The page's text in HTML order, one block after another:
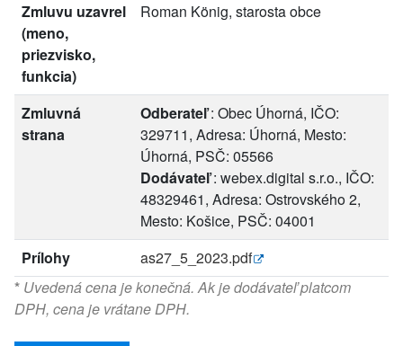
Zmluvu uzavrel
(meno,
priezvisko,
funkcia)
Roman König, starosta obce
Zmluvná
strana
Odberateľ: Obec Úhorná, IČO:
329711, Adresa: Úhorná, Mesto:
Úhorná, PSČ: 05566
Dodávateľ: webex.digital s.r.o., IČO:
48329461, Adresa: Ostrovského 2,
Mesto: Košice, PSČ: 04001
Prílohy
as27_5_2023.pdf
* Uvedená cena je konečná. Ak je dodávateľ platcom
DPH, cena je vrátane DPH.